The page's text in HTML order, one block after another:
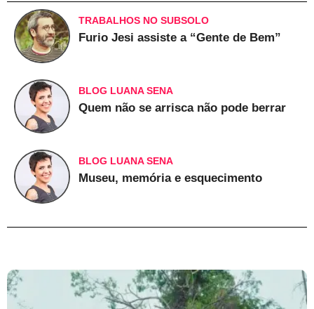
TRABALHOS NO SUBSOLO
Furio Jesi assiste a “Gente de Bem”
BLOG LUANA SENA
Quem não se arrisca não pode berrar
BLOG LUANA SENA
Museu, memória e esquecimento